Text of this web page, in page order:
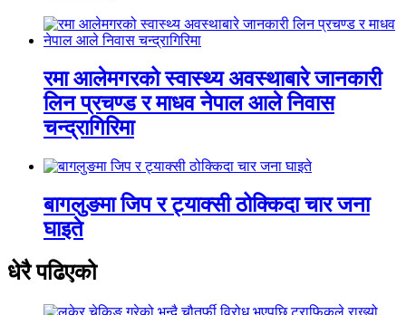
रमा आलेमगरको स्वास्थ्य अवस्थाबारे जानकारी
लिन प्रचण्ड र माधव नेपाल आले निवास
चन्द्रागिरिमा
बागलुङमा जिप र ट्याक्सी ठोक्किदा चार जना
घाइते
धेरै पढिएको